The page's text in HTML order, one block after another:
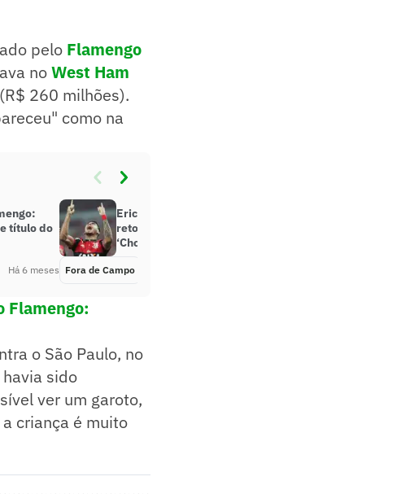
pelo Flamengo
noWest Ham
260 milhões).
como na
título do
Há 6 meses
Eric Faria faz forte discurso sobre
retorno de Paquetá ao Flamengo:
‘Chorou’
Fora de Campo
Flamengo:
o São Paulo, no
sido
ver um garoto,
criança é muito